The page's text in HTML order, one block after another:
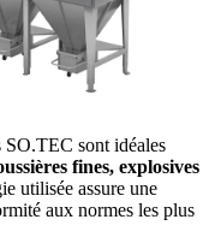
SO.TEC sont idéales
fines, explosives
utilisée assure une
aux normes les plus